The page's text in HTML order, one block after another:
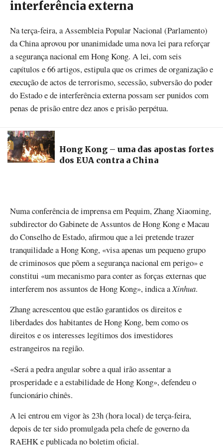
interferência externa
Na terça-feira, a Assembleia Popular Nacional (Parlamento)
da China aprovou por unanimidade uma nova lei para reforçar
a segurança nacional em Hong Kong. A lei, com seis
capítulos e 66 artigos, estipula que os crimes de organização e
execução de actos de terrorismo, secessão, subversão do poder
do Estado e de interferência externa possam ser punidos com
penas de prisão entre dez anos e prisão perpétua.
Hong Kong – uma das apostas fortes
dos EUA contra a China
Numa conferência de imprensa em Pequim, Zhang Xiaoming,
subdirector do Gabinete de Assuntos de Hong Kong e Macau
do Conselho de Estado, afirmou que a lei pretende trazer
tranquilidade a Hong Kong, «visa apenas um pequeno grupo
de criminosos que põem a segurança nacional em perigo» e
constitui «um mecanismo para conter as forças externas que
interferem nos assuntos de Hong Kong», indica aXinhua.
Zhang acrescentou que estão garantidos os direitos e
liberdades dos habitantes de Hong Kong, bem como os
direitos e os interesses legítimos dos investidores
estrangeiros na região.
«Será a pedra angular sobre a qual irão assentar a
prosperidade e a estabilidade de Hong Kong», defendeu o
funcionário chinês.
A lei entrou em vigor às 23h (hora local) de terça-feira,
depois de ter sido promulgada pela chefe de governo da
RAEHK e publicada no boletim oficial.